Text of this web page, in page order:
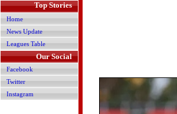
Top Stories
Home
News Update
Leagues Table
Our Social
Facebook
Twitter
Instagram